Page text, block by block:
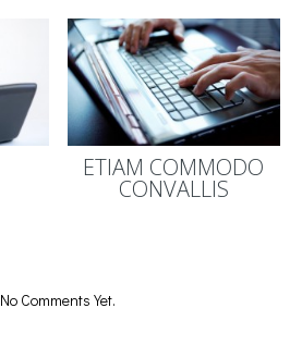
ETIAM COMMODO
CONVALLIS
No Comments Yet.